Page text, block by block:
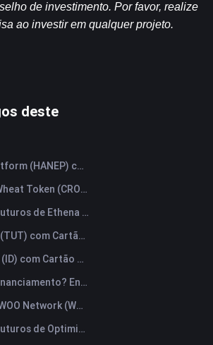
de investimento. Por favor, realize
ao investir em qualquer projeto.
deste
Compre HANePlatform (HANEP) com Cartão de Crédito ou Débito Instantaneamente
Compre Cropto Wheat Token (CROW) com Cartão de Crédito ou Débito Instantaneamente
Como negociar Futuros de Ethena (ENA): Um Guia Compreensivo para Iniciantes
Compre Tutorial (TUT) com Cartão de Crédito ou Débito Instantaneamente
Compre Space ID (ID) com Cartão de Crédito ou Débito Instantaneamente
O que é taxa de financiamento? Entendendo os sinais de mercado e seus usos indevidos mais comuns.
Como vender na WOO Network (WOO)? | FameEX
Como negociar Futuros de Optimism (OP): Um Guia Compreensivo para Iniciantes